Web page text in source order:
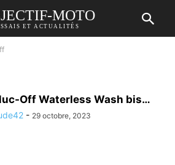
MOTO
ET ACTUALITÉS
Off Waterless Wash bis…
- 29 octobre, 2023